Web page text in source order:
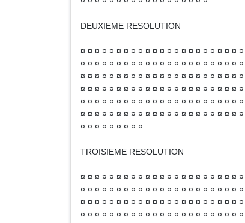
DEUXIEME RESOLUTION
¤ ¤ ¤ ¤ ¤ ¤ ¤ ¤ ¤ ¤ ¤ ¤ ¤ ¤ ¤ ¤ ¤ ¤ ¤ ¤ ¤ ¤
¤ ¤ ¤ ¤ ¤ ¤ ¤ ¤ ¤ ¤ ¤ ¤ ¤ ¤ ¤ ¤ ¤ ¤ ¤ ¤ ¤ ¤
¤ ¤ ¤ ¤ ¤ ¤ ¤ ¤ ¤ ¤ ¤ ¤ ¤ ¤ ¤ ¤ ¤ ¤ ¤ ¤ ¤ ¤
¤ ¤ ¤ ¤ ¤ ¤ ¤ ¤ ¤ ¤ ¤ ¤ ¤ ¤ ¤ ¤ ¤ ¤ ¤ ¤ ¤ ¤
¤ ¤ ¤ ¤ ¤ ¤ ¤ ¤ ¤ ¤ ¤ ¤ ¤ ¤ ¤ ¤ ¤ ¤ ¤ ¤ ¤ ¤
¤ ¤ ¤ ¤ ¤ ¤ ¤ ¤ ¤ ¤ ¤ ¤ ¤ ¤ ¤ ¤ ¤ ¤ ¤ ¤ ¤ ¤
¤ ¤ ¤ ¤ ¤ ¤ ¤ ¤ ¤
TROISIEME RESOLUTION
¤ ¤ ¤ ¤ ¤ ¤ ¤ ¤ ¤ ¤ ¤ ¤ ¤ ¤ ¤ ¤ ¤ ¤ ¤ ¤ ¤ ¤
¤ ¤ ¤ ¤ ¤ ¤ ¤ ¤ ¤ ¤ ¤ ¤ ¤ ¤ ¤ ¤ ¤ ¤ ¤ ¤ ¤ ¤
¤ ¤ ¤ ¤ ¤ ¤ ¤ ¤ ¤ ¤ ¤ ¤ ¤ ¤ ¤ ¤ ¤ ¤ ¤ ¤ ¤ ¤
¤ ¤ ¤ ¤ ¤ ¤ ¤ ¤ ¤ ¤ ¤ ¤ ¤ ¤ ¤ ¤ ¤ ¤ ¤ ¤ ¤ ¤